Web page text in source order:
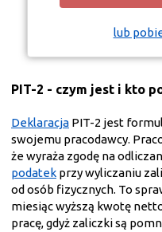
lub
PIT-2 - czym jest i kto
Deklaracja PIT-2 jest
swojemu pracodawcy.
że wyraża zgodę na
podatek przy wyliczaniu
od osób fizycznych. To
miesiąc wyższą kwotę
pracę, gdyż zaliczki są